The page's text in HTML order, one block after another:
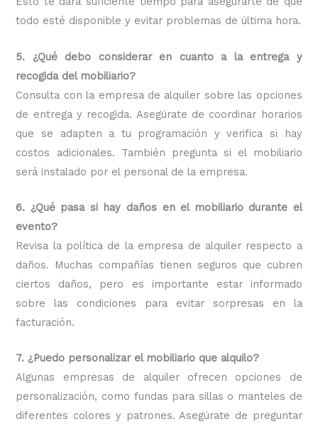
todo esté disponible y evitar problemas de última hora.
5. ¿Qué debo considerar en cuanto a la entrega y
recogida del mobiliario?
Consulta con la empresa de alquiler sobre las opciones
de entrega y recogida. Asegúrate de coordinar horarios
que se adapten a tu programación y verifica si hay
costos adicionales. También pregunta si el mobiliario
será instalado por el personal de la empresa.
6. ¿Qué pasa si hay daños en el mobiliario durante el
evento?
Revisa la política de la empresa de alquiler respecto a
daños. Muchas compañías tienen seguros que cubren
ciertos daños, pero es importante estar informado
sobre las condiciones para evitar sorpresas en la
facturación.
7. ¿Puedo personalizar el mobiliario que alquilo?
Algunas empresas de alquiler ofrecen opciones de
personalización, como fundas para sillas o manteles de
diferentes colores y patrones. Asegúrate de preguntar